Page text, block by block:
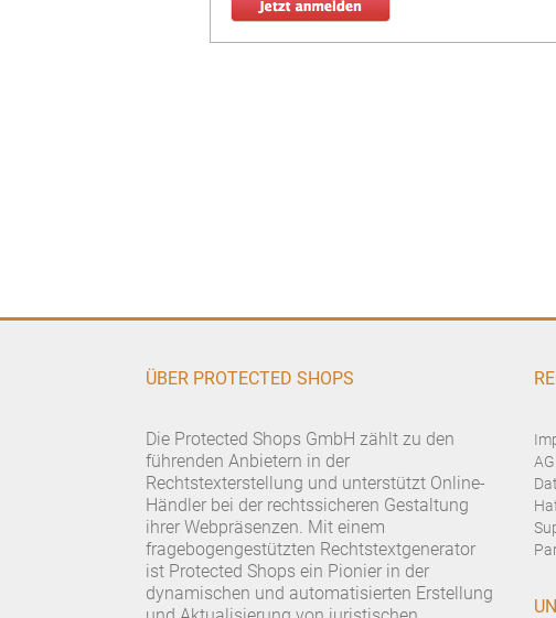
ÜBER PROTECTED SHOPS
Die Protected Shops GmbH zählt zu den
führenden Anbietern in der
Rechtstexterstellung und unterstützt Online-
Händler bei der rechtssicheren Gestaltung
ihrer Webpräsenzen. Mit einem
fragebogengestützten Rechtstextgenerator
ist Protected Shops ein Pionier in der
dynamischen und automatisierten Erstellung